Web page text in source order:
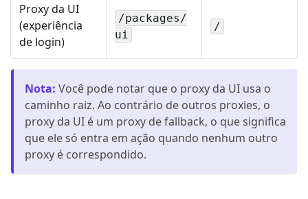
Proxy da UI
(experiência
de login)
/packages/
ui
/
Nota: Você pode notar que o proxy da UI usa o
caminho raiz. Ao contrário de outros proxies, o
proxy da UI é um proxy de fallback, o que significa
que ele só entra em ação quando nenhum outro
proxy é correspondido.